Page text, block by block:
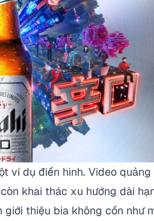
ví dụ điển hình. Video
khai thác xu hướng dài
thiệu bia không cồn như